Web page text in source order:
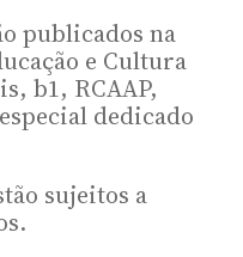
publicados na
e Cultura
b1, RCAAP,
dedicado
sujeitos a